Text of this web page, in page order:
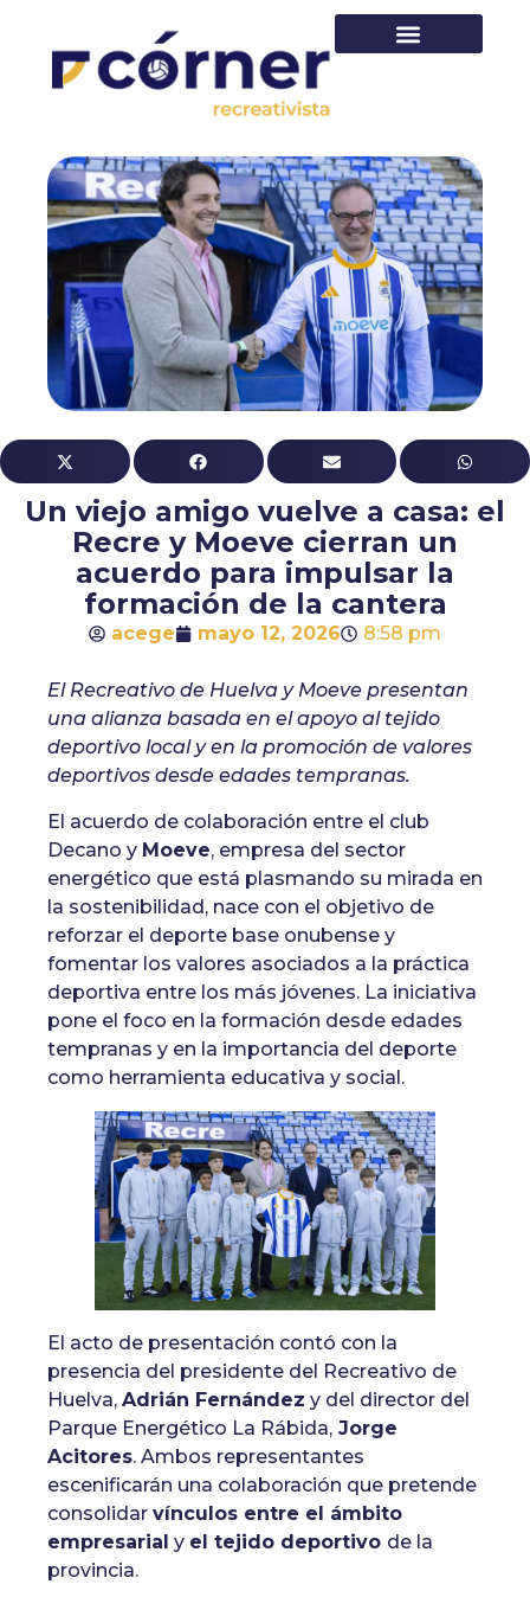
Un viejo amigo vuelve a casa: el
Recre y Moeve cierran un
acuerdo para impulsar la
formación de la cantera
acege mayo 12, 2026 8:58 pm
El Recreativo de Huelva y Moeve presentan
una alianza basada en el apoyo al tejido
deportivo local y en la promoción de valores
deportivos desde edades tempranas.
El acuerdo de colaboración entre el club
Decano y Moeve, empresa del sector
energético que está plasmando su mirada en
la sostenibilidad, nace con el objetivo de
reforzar el deporte base onubense y
fomentar los valores asociados a la práctica
deportiva entre los más jóvenes. La iniciativa
pone el foco en la formación desde edades
tempranas y en la importancia del deporte
como herramienta educativa y social.
El acto de presentación contó con la
presencia del presidente del Recreativo de
Huelva, Adrián Fernández y del director del
Parque Energético La Rábida, Jorge
Acitores. Ambos representantes
escenificarán una colaboración que pretende
consolidar vínculos entre el ámbito
empresarial y el tejido deportivo de la
provincia.